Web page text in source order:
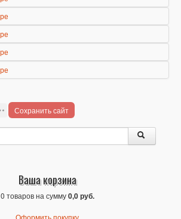
Сохранить сайт
Ваша корзина
0 товаров на сумму0,0 руб.
Оформить покупку